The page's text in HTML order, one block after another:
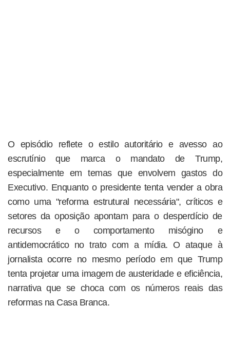
O episódio reflete o estilo autoritário e avesso ao
escrutínio que marca o mandato de Trump,
especialmente em temas que envolvem gastos do
Executivo. Enquanto o presidente tenta vender a obra
como uma "reforma estrutural necessária", críticos e
setores da oposição apontam para o desperdício de
recursos e o comportamento misógino e
antidemocrático no trato com a mídia. O ataque à
jornalista ocorre no mesmo período em que Trump
tenta projetar uma imagem de austeridade e eficiência,
narrativa que se choca com os números reais das
reformas na Casa Branca.